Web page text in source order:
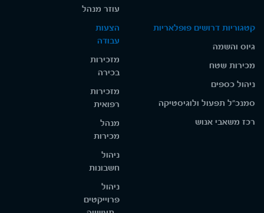
עוזר מנהל
קטגוריות דרושים פופלאריות
גיוס והשמה
מכירות שטח
ניהול כספים
סמנכ"ל תפעול ולוגיסטיקה
רכז משאבי אנוש
הצעות
עבודה
מזכירות
בכירה
מזכירות
רפואית
מנהל
מכירות
ניהול
חשבונות
ניהול
פרוייקטים